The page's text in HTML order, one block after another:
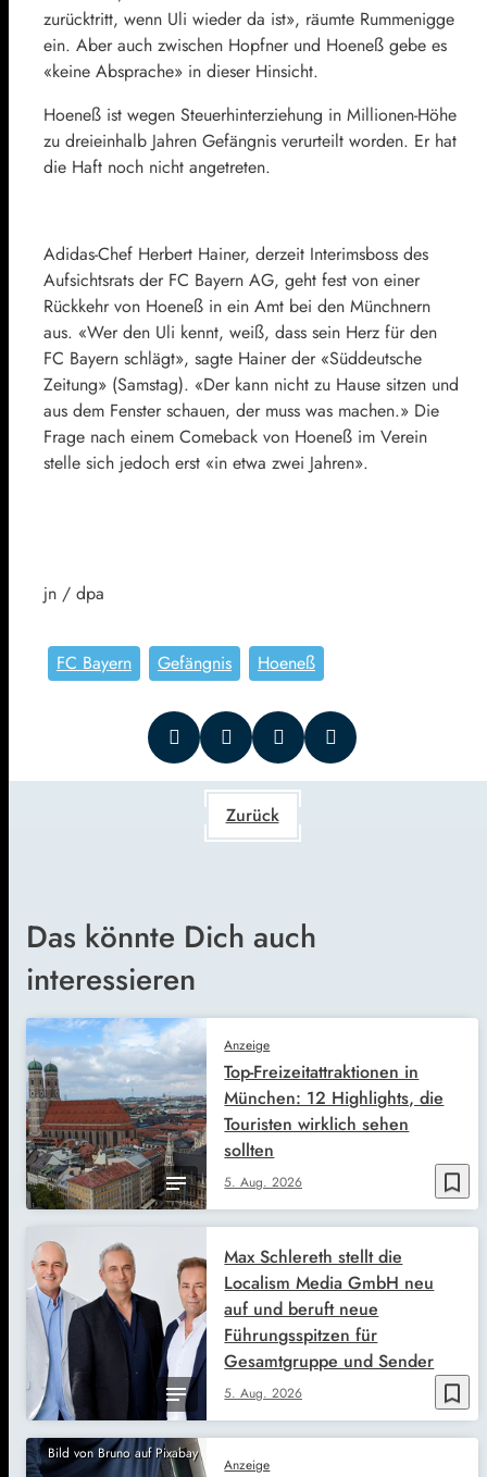
zurücktritt, wenn Uli wieder da ist», räumte Rummenigge
ein. Aber auch zwischen Hopfner und Hoeneß gebe es
«keine Absprache» in dieser Hinsicht.
Hoeneß ist wegen Steuerhinterziehung in Millionen-Höhe
zu dreieinhalb Jahren Gefängnis verurteilt worden. Er hat
die Haft noch nicht angetreten.
Adidas-Chef Herbert Hainer, derzeit Interimsboss des
Aufsichtsrats der FC Bayern AG, geht fest von einer
Rückkehr von Hoeneß in ein Amt bei den Münchnern
aus. «Wer den Uli kennt, weiß, dass sein Herz für den
FC Bayern schlägt», sagte Hainer der «Süddeutsche
Zeitung» (Samstag). «Der kann nicht zu Hause sitzen und
aus dem Fenster schauen, der muss was machen.» Die
Frage nach einem Comeback von Hoeneß im Verein
stelle sich jedoch erst «in etwa zwei Jahren».
jn / dpa
FC Bayern Gefängnis Hoeneß
Zurück
Das könnte Dich auch
interessieren
bookmark_border
Anzeige
5. Aug. 2026
Top-Freizeitattraktionen in
München: 12 Highlights, die
Touristen wirklich sehen
sollten
bookmark_border
5. Aug. 2026
Max Schlereth stellt die
Localism Media GmbH neu
auf und beruft neue
Führungsspitzen für
Gesamtgruppe und Sender
Bild von Bruno auf Pixabay
Anzeige